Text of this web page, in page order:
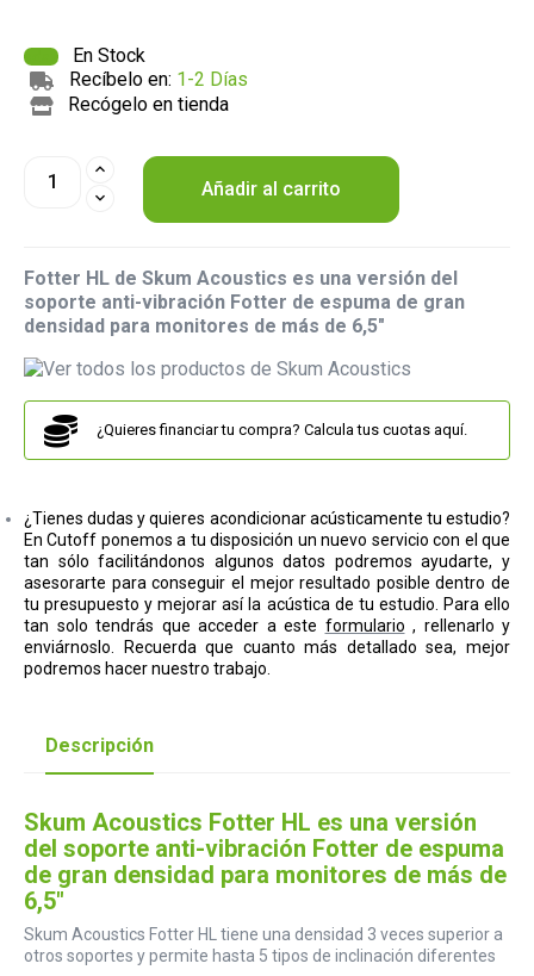
En Stock
Recíbelo en: 1-2 Días
Recógelo en tienda
Añadir al carrito
Fotter HL de Skum Acoustics es una versión del
soporte anti-vibración Fotter de espuma de gran
densidad para monitores de más de 6,5"
¿Quieres financiar tu compra? Calcula tus cuotas aquí.
¿Tienes dudas y quieres acondicionar acústicamente tu estudio?
En Cutoff ponemos a tu disposición un nuevo servicio con el que
tan sólo facilitándonos algunos datos podremos ayudarte, y
asesorarte para conseguir el mejor resultado posible dentro de
tu presupuesto y mejorar así la acústica de tu estudio.
Para ello
tan solo tendrás que acceder a este formulario , rellenarlo y
enviárnoslo. Recuerda que cuanto más detallado sea, mejor
podremos hacer nuestro trabajo.
Descripción
Skum Acoustics Fotter HL es una versión
del soporte anti-vibración Fotter de espuma
de gran densidad para monitores de más de
6,5"
Skum Acoustics Fotter HL tiene una densidad 3 veces superior a
otros soportes y permite hasta 5 tipos de inclinación diferentes